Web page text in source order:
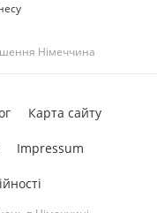
Німеччина
Карта сайту
Impressum